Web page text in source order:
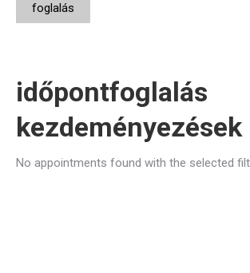
foglalás
időpontfoglalás
kezdeményezések
No appointments found with the selected